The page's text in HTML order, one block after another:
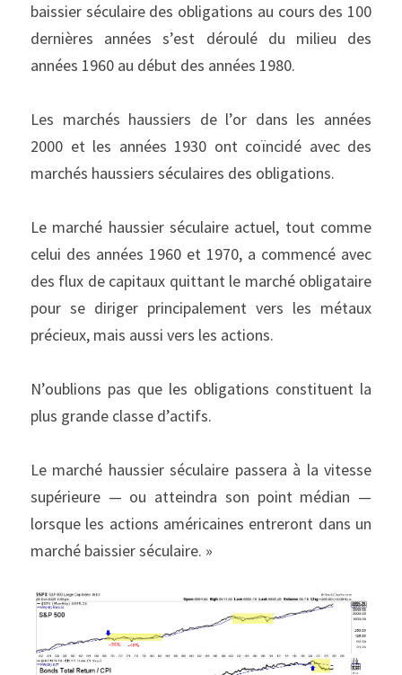
baissier séculaire des obligations au cours des 100
dernières années s’est déroulé du milieu des
années 1960 au début des années 1980.
Les marchés haussiers de l’or dans les années
2000 et les années 1930 ont coïncidé avec des
marchés haussiers séculaires des obligations.
Le marché haussier séculaire actuel, tout comme
celui des années 1960 et 1970, a commencé avec
des flux de capitaux quittant le marché obligataire
pour se diriger principalement vers les métaux
précieux, mais aussi vers les actions.
N’oublions pas que les obligations constituent la
plus grande classe d’actifs.
Le marché haussier séculaire passera à la vitesse
supérieure — ou atteindra son point médian —
lorsque les actions américaines entreront dans un
marché baissier séculaire. »